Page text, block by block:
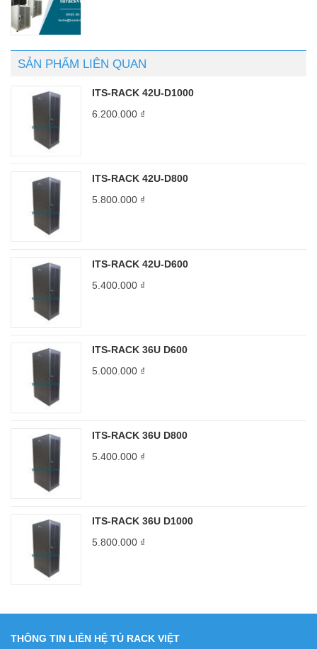
SẢN PHẨM LIÊN QUAN
ITS-RACK 42U-D1000
6.200.000 ₫
ITS-RACK 42U-D800
5.800.000 ₫
ITS-RACK 42U-D600
5.400.000 ₫
ITS-RACK 36U D600
5.000.000 ₫
ITS-RACK 36U D800
5.400.000 ₫
ITS-RACK 36U D1000
5.800.000 ₫
THÔNG TIN LIÊN HỆ TỦ RACK VIỆT